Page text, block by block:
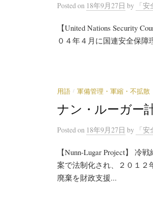
Postedon 18年9月27日 by 「
【United Nations Security
０４年４月に国連安全保
用語 / 軍備管理・軍縮・不拡散
ナン・ルーガー
Postedon 18年9月27日 by 「
【Nunn-Lugar Project】
案で法制化され、２０１２
廃棄を財政支援...